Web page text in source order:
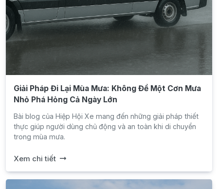
Giải Pháp Đi Lại Mùa Mưa: Không Để Một Cơn Mưa
Nhỏ Phá Hỏng Cả Ngày Lớn
Bài blog của Hiệp Hội Xe mang đến những giải pháp thiết
thực giúp người dùng chủ động và an toàn khi di chuyển
trong mùa mưa.
Xem chi tiết